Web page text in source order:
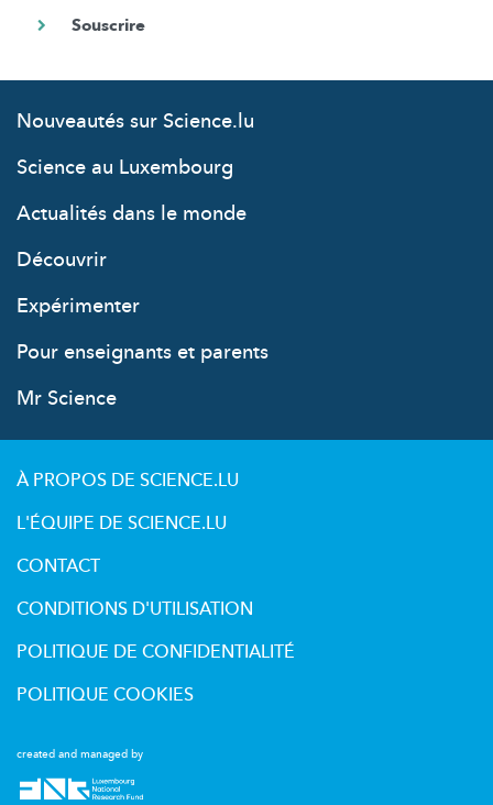
Nouveautés sur Science.lu
Science au Luxembourg
Actualités dans le monde
Découvrir
Expérimenter
Pour enseignants et parents
Mr Science
created and managed by
À PROPOS DE SCIENCE.LU
L'ÉQUIPE DE SCIENCE.LU
CONTACT
CONDITIONS D'UTILISATION
POLITIQUE DE CONFIDENTIALITÉ
POLITIQUE COOKIES